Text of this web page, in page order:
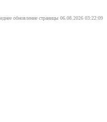
обновление страницы 06.08.2026 03:22:09